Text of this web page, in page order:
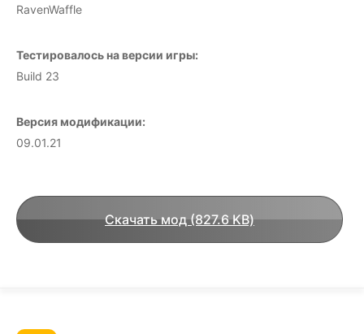
RavenWaffle
Тестировалось на версии игры:
Build 23
Версия модификации:
09.01.21
Скачать мод (827.6 KB)